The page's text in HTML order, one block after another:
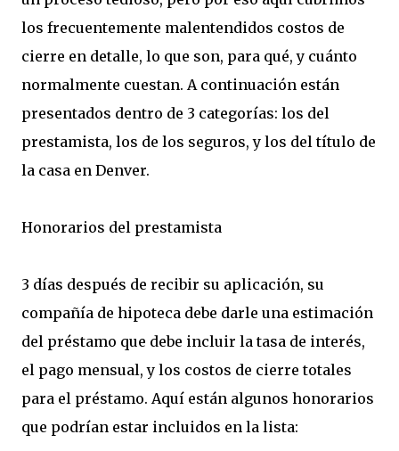
los frecuentemente malentendidos costos de
cierre en detalle, lo que son, para qué, y cuánto
normalmente cuestan. A continuación están
presentados dentro de 3 categorías: los del
prestamista, los de los seguros, y los del título de
la casa en Denver.
Honorarios del prestamista
3 días después de recibir su aplicación, su
compañía de hipoteca debe darle una estimación
del préstamo que debe incluir la tasa de interés,
el pago mensual, y los costos de cierre totales
para el préstamo. Aquí están algunos honorarios
que podrían estar incluidos en la lista: